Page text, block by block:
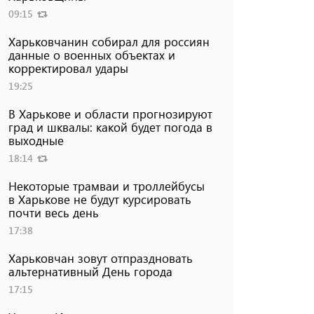
09:15
Харьковчанин собирал для россиян
данные о военных объектах и ​​
корректировал удары
19:25
В Харькове и области прогнозируют
град и шквалы: какой будет погода в
выходные
18:14
Некоторые трамваи и троллейбусы
в Харькове не будут курсировать
почти весь день
17:38
Харьковчан зовут отпраздновать
альтернативный День города
17:15